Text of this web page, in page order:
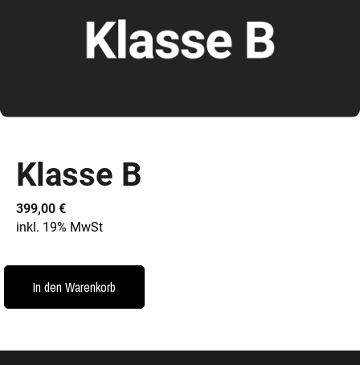
Klasse B
399,00 €
inkl. 19% MwSt
In den Warenkorb